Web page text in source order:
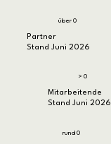
über 0
Partner
Stand Juni 2026
> 0
Mitarbeitende
Stand Juni 2026
rund 0